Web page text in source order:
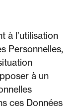
à l’utilisation
Personnelles,
à un
ces Données